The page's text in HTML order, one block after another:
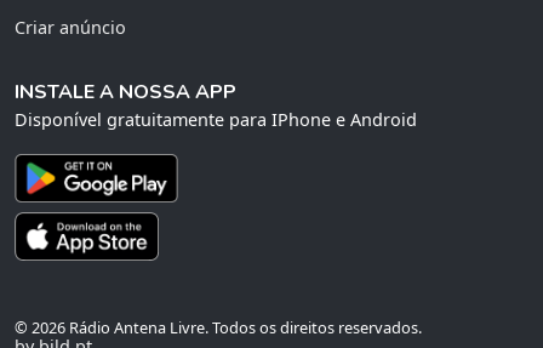
Criar anúncio
INSTALE A NOSSA APP
Disponível gratuitamente para IPhone e Android
© 2026 Rádio Antena Livre. Todos os direitos reservados.